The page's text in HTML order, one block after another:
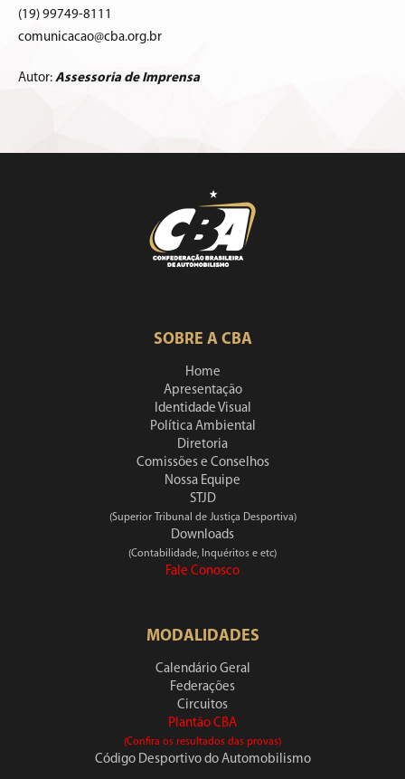
(19) 99749-8111
comunicacao@cba.org.br
Autor: Assessoria de Imprensa
SOBRE A CBA
Home
Apresentação
Identidade Visual
Política Ambiental
Diretoria
Comissões e Conselhos
Nossa Equipe
STJD
(Superior Tribunal de Justiça Desportiva)
Downloads
(Contabilidade, Inquéritos e etc)
Fale Conosco
MODALIDADES
Calendário Geral
Federações
Circuitos
Plantão CBA
(Confira os resultados das provas)
Código Desportivo do Automobilismo